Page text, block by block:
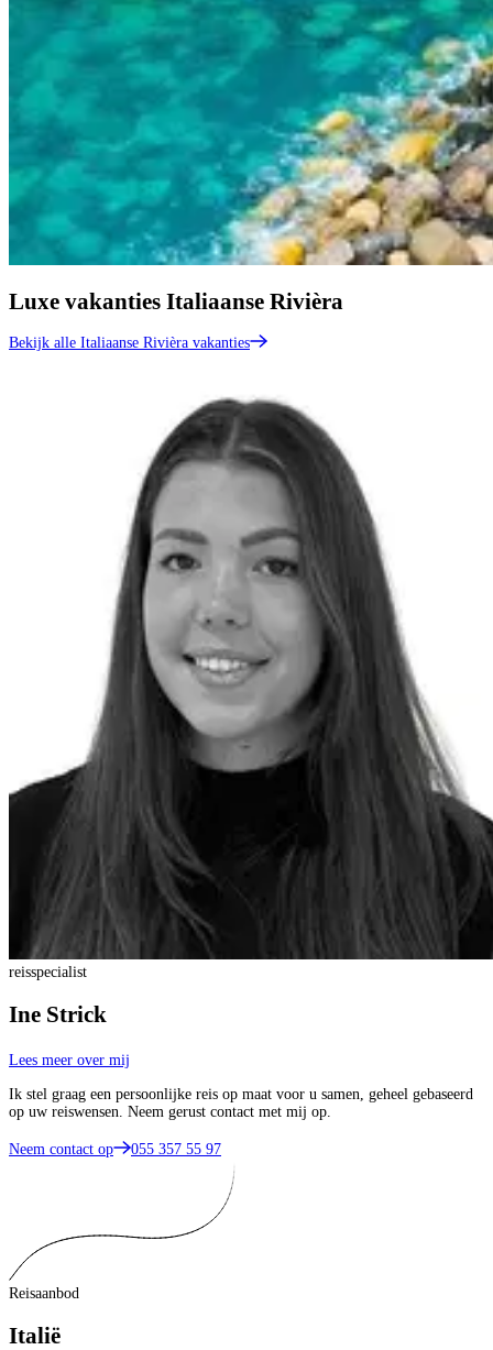
Luxe vakanties Italiaanse Rivièra
Bekijk alle Italiaanse Rivièra vakanties
reisspecialist
Ine Strick
Lees meer over mij
Ik stel graag een persoonlijke reis op maat voor u samen, geheel gebaseerd
op uw reiswensen. Neem gerust contact met mij op.
Neem contact op 055 357 55 97
Reisaanbod
Italië